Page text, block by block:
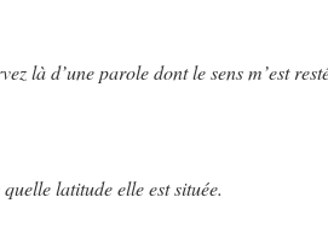
là d’une parole dont le sens m’est
latitude elle est située.